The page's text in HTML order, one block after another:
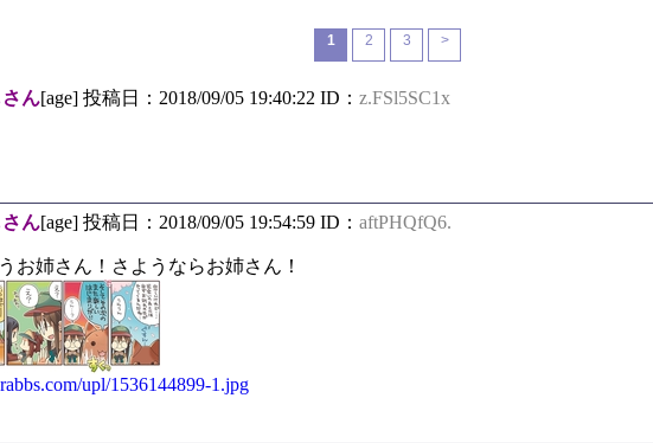
1 2 3 >
ん[age] 投稿日：2018/09/05 19:40:22 ID： z.FSl5SC1x
ん[age] 投稿日：2018/09/05 19:54:59 ID： aftPHQfQ6.
お姉さん！さようならお姉さん！
upl/1536144899-1.jpg